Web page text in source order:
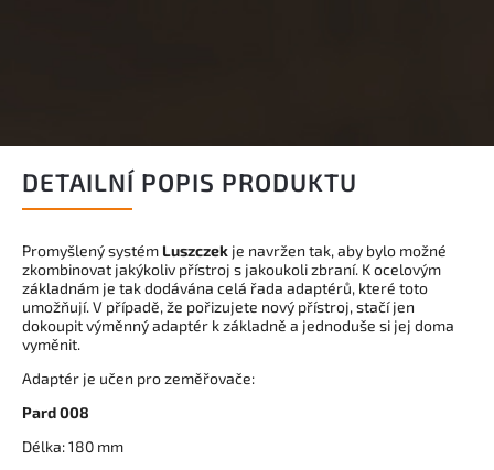
DETAILNÍ POPIS PRODUKTU
Promyšlený systém Luszczek je navržen tak, aby bylo možné
zkombinovat jakýkoliv přístroj s jakoukoli zbraní. K ocelovým
základnám je tak dodávána celá řada adaptérů, které toto
umožňují. V případě, že pořizujete nový přístroj, stačí jen
dokoupit výměnný adaptér k základně a jednoduše si jej doma
vyměnit.
Adaptér je učen pro zeměřovače:
Pard 008
Délka: 180 mm